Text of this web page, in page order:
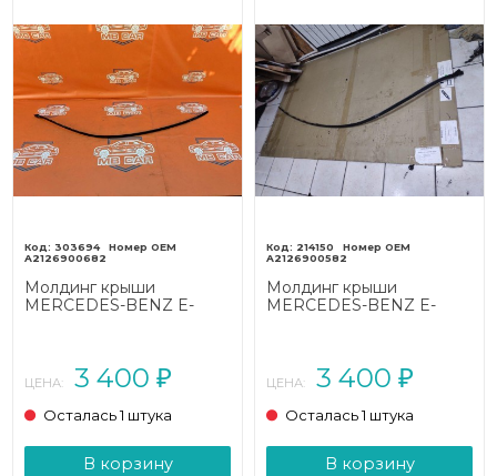
303694
A2126900682
Молдинг крыши
MERCEDES-BENZ E-
ЦЕНА: 3 400 ₽
Осталась 1 штука
В корзину
214150
A2126900582
Молдинг крыши
MERCEDES-BENZ E-
ЦЕНА: 3 400 ₽
Осталась 1 штука
В корзину